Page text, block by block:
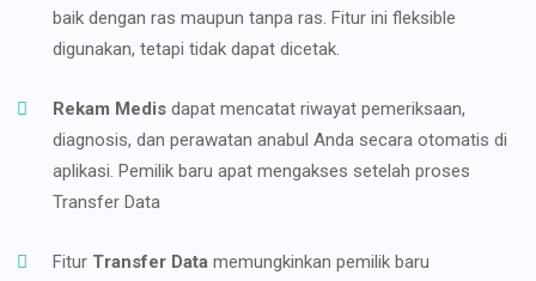
baik dengan ras maupun tanpa ras. Fitur ini fleksible
digunakan, tetapi tidak dapat dicetak.
Rekam Medis dapat mencatat riwayat pemeriksaan,
diagnosis, dan perawatan anabul Anda secara otomatis di
aplikasi. Pemilik baru apat mengakses setelah proses
Transfer Data
Fitur Transfer Data memungkinkan pemilik baru